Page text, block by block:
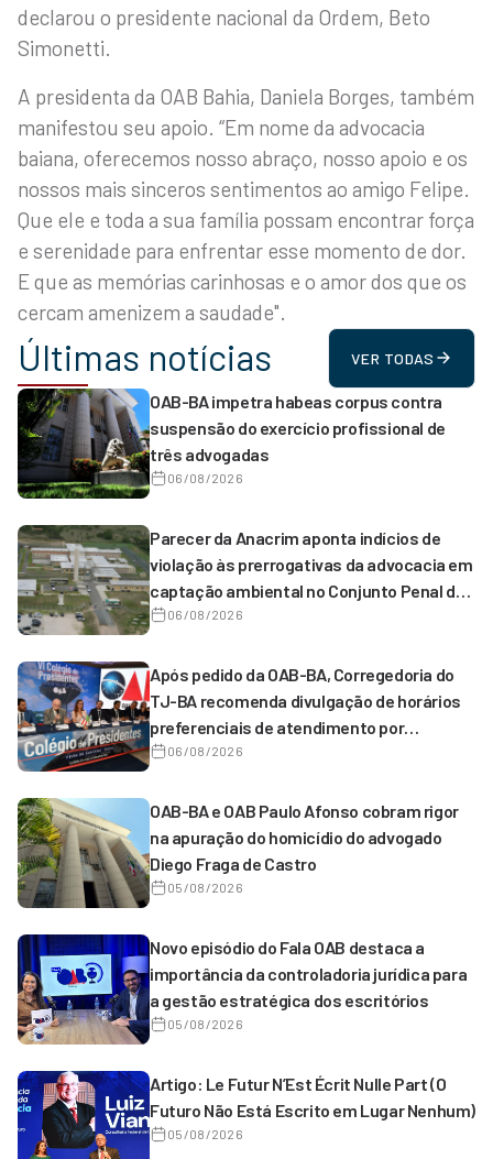
declarou o presidente nacional da Ordem, Beto
Simonetti.
A presidenta da OAB Bahia, Daniela Borges, também
manifestou seu apoio. “Em nome da advocacia
baiana, oferecemos nosso abraço, nosso apoio e os
nossos mais sinceros sentimentos ao amigo Felipe.
Que ele e toda a sua família possam encontrar força
e serenidade para enfrentar esse momento de dor.
E que as memórias carinhosas e o amor dos que os
cercam amenizem a saudade".
Últimas notícias VER TODAS
OAB-BA impetra habeas corpus contra
suspensão do exercício profissional de
três advogadas
06/08/2026
Parecer da Anacrim aponta indícios de
violação às prerrogativas da advocacia em
captação ambiental no Conjunto Penal de
Serrinha
06/08/2026
Após pedido da OAB-BA, Corregedoria do
TJ-BA recomenda divulgação de horários
preferenciais de atendimento por
magistrados de 1º grau
06/08/2026
OAB-BA e OAB Paulo Afonso cobram rigor
na apuração do homicídio do advogado
Diego Fraga de Castro
05/08/2026
Novo episódio do Fala OAB destaca a
importância da controladoria jurídica para
a gestão estratégica dos escritórios
05/08/2026
Artigo: Le Futur N’Est Écrit Nulle Part (O
Futuro Não Está Escrito em Lugar Nenhum)
05/08/2026